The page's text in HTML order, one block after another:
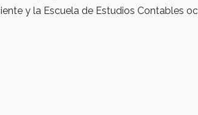
y la Escuela de Estudios Contables